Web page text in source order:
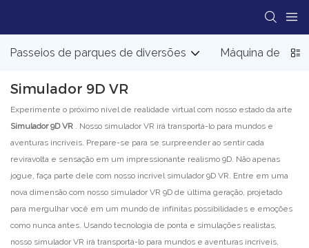
Passeios de parques de diversões Máquina de
Simulador 9D VR
Experimente o próximo nível de realidade virtual com nosso estado da arte
Simulador 9D VR . Nosso simulador VR irá transportá-lo para mundos e
aventuras incríveis. Prepare-se para se surpreender ao sentir cada
reviravolta e sensação em um impressionante realismo 9D. Não apenas
jogue, faça parte dele com nosso incrível simulador 9D VR. Entre em uma
nova dimensão com nosso simulador VR 9D de última geração, projetado
para mergulhar você em um mundo de infinitas possibilidades e emoções
como nunca antes. Usando tecnologia de ponta e simulações realistas,
nosso simulador VR irá transportá-lo para mundos e aventuras incríveis,